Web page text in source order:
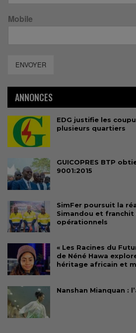
Mobile
ENVOYER
ANNONCES
EDG justifie les
plusieurs quartiers
GUICOPRES BTP
9001:2015
SimFer poursuit la
Simandou et franchit
opérationnels
« Les Racines du
de Néné Hawa
héritage africain et
Nanshan Mianquan :